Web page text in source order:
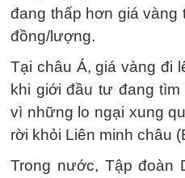
đang thấp hơn giá vàng
đồng/lượng.
Tại châu Á, giá vàng đi
khi giới đầu tư đang
vì những lo ngại xung
rời khỏi Liên minh châu
Trong nước, Tập đoàn